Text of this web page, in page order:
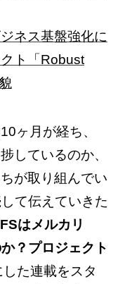
ネス基盤強化に
ト「Robust
ヶ月が経ち、
しているのか、
が取り組んでい
て伝えていきた
はメルカリ
？プロジェクト
た連載をスタ